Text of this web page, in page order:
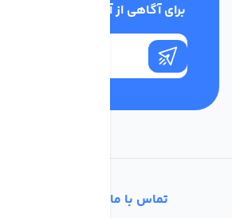
برای آگاهی از آخرین اخبار در
تماس با ما